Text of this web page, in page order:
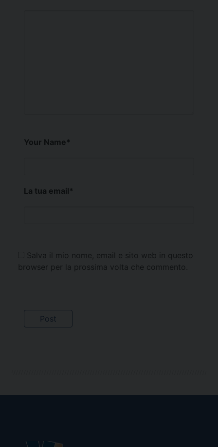
Your Name*
La tua email*
Salva il mio nome, email e sito web in questo
browser per la prossima volta che commento.